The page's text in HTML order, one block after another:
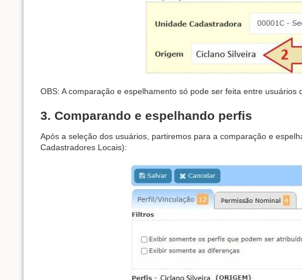
OBS: A comparação e espelhamento só pode ser feita entre usuários
3. Comparando e espelhando perfis
Após a seleção dos usuários, partiremos para a comparação e
Cadastradores Locais):